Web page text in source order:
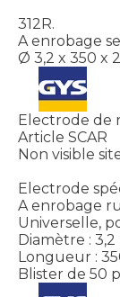
312R.
A enrobage
Ø 3,2 x 350 x
Electrode de
Article SCAR
Non visible
Electrode
A enrobage
Universelle,
Diamètre : 3,2
Longueur :
Blister de 50